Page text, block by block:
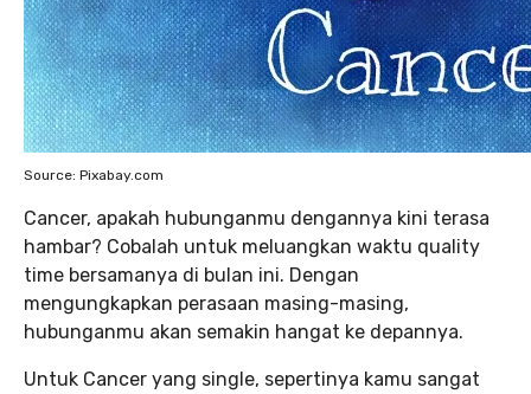
Source: Pixabay.com
Cancer, apakah hubunganmu dengannya kini terasa
hambar? Cobalah untuk meluangkan waktu quality
time bersamanya di bulan ini. Dengan
mengungkapkan perasaan masing-masing,
hubunganmu akan semakin hangat ke depannya.
Untuk Cancer yang single, sepertinya kamu sangat